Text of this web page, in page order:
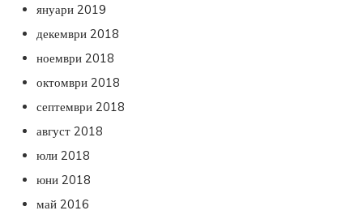
януари 2019
декември 2018
ноември 2018
октомври 2018
септември 2018
август 2018
юли 2018
юни 2018
май 2016